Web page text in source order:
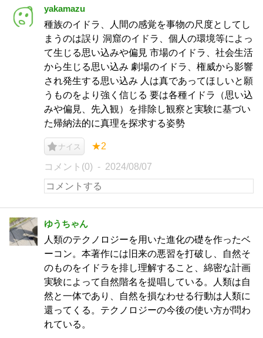
yakamazu
種族のイドラ、人間の感覚を事物の尺度としてし
まうのは誤り 洞窟のイドラ、個人の環境等によっ
て生じる思い込みや偏見 市場のイドラ、社会生活
から生じる思い込み 劇場のイドラ、権威から影響
され発生する思い込み 人は真であってほしいと願
うものをより強く信じる 要は各種イドラ（思い込
みや偏見、先入観）を排除し観察と実験に基づい
た帰納法的に真理を探求する姿勢
ナイス ★2
コメント(0) 2024/08/07
ゆうちゃん
人類のテクノロジーを用いた進化の礎を作ったベ
ーコン。本著作には旧来の悪習を打破し、自然そ
のものをイドラを排し理解すること、綿密な計画
実験によって自然階名を提唱している。人類は自
然と一体であり、自然を損なわせる行動は人類に
還ってくる。テクノロジーの今後の使い方が問わ
れている。